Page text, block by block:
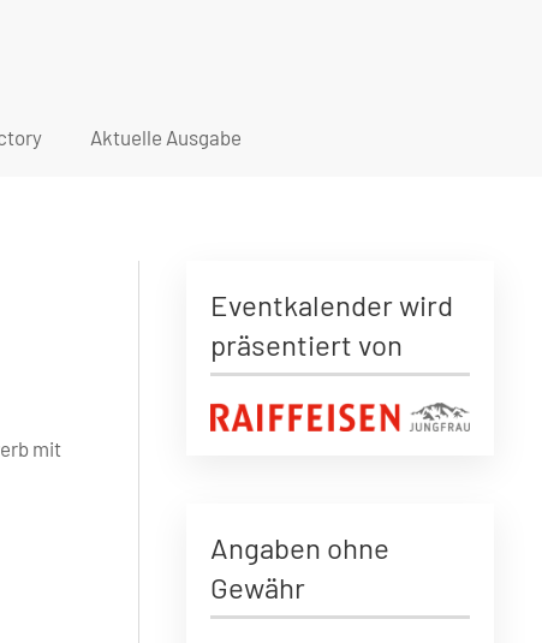
Aktuelle Ausgabe
mit
Eventkalender wird
präsentiert von
Angaben ohne
Gewähr